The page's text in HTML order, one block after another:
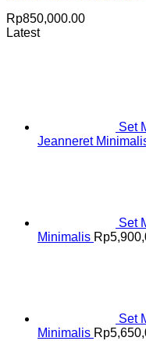
Rp850,000.00
Latest
Set
Jeanneret
Set
Minimalis Rp
Set
Minimalis Rp